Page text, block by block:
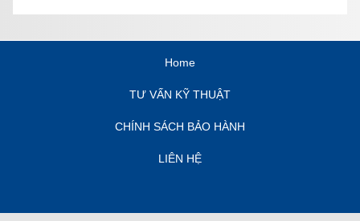
Home
TƯ VẤN KỸ THUẬT
CHÍNH SÁCH BẢO HÀNH
LIÊN HỆ